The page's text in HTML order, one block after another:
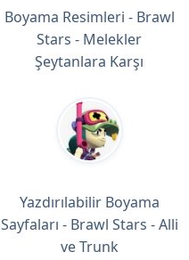
Boyama Resimleri - Brawl
Stars - Melekler
Şeytanlara Karşı
Yazdırılabilir Boyama
Sayfaları - Brawl Stars - Alli
ve Trunk